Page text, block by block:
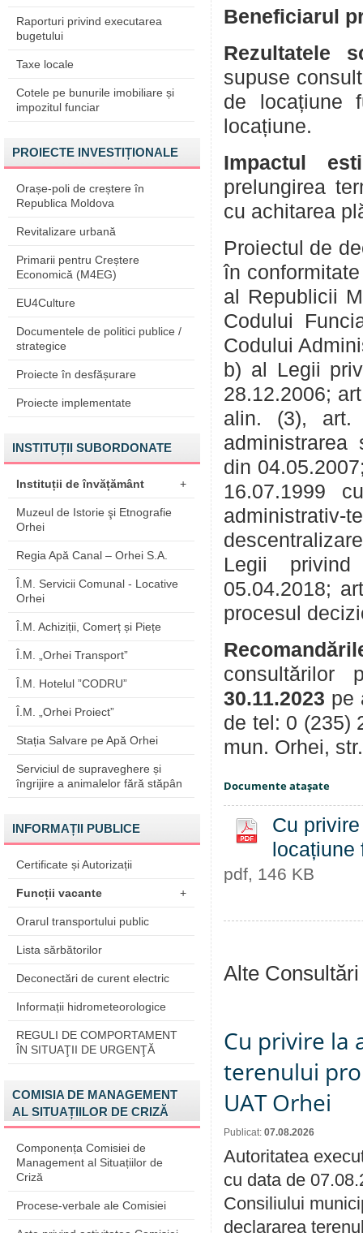
Raporturi privind executarea
bugetului
Taxe locale
Cotele pe bunurile imobiliare și
impozitul funciar
PROIECTE INVESTIȚIONALE
Orașe-poli de creștere în
Republica Moldova
Revitalizare urbană
Primarii pentru Creștere
Economică (M4EG)
EU4Culture
Documentele de politici publice /
strategice
Proiecte în desfășurare
Proiecte implementate
INSTITUȚII SUBORDONATE
Instituții de învățământ +
Muzeul de Istorie şi Etnografie
Orhei
Regia Apă Canal – Orhei S.A.
Î.M. Servicii Comunal - Locative
Orhei
Î.M. Achiziții, Comerț și Piețe
Î.M. „Orhei Transport”
Î.M. Hotelul ”CODRU”
Î.M. „Orhei Proiect”
Stația Salvare pe Apă Orhei
Serviciul de supraveghere și
îngrijire a animalelor fără stăpân
INFORMAȚII PUBLICE
Certificate și Autorizații
Funcții vacante +
Orarul transportului public
Lista sărbătorilor
Deconectări de curent electric
Informații hidrometeorologice
REGULI DE COMPORTAMENT
ÎN SITUAŢII DE URGENŢĂ
COMISIA DE MANAGEMENT
AL SITUAȚIILOR DE CRIZĂ
Componența Comisiei de
Management al Situațiilor de
Criză
Procese-verbale ale Comisiei
Beneficiarul
Rezultatele
supuse
de locațiune
locațiune.
Impactul
prelungirea
cu achitarea
Proiectul de
în
al Republicii
Codului
Codului
b) al Legii
28.12.2006;
alin. (3),
administrarea
din
16.07.1999
Legii
05.04.2018;
procesul
30.11.2023 pe
de tel: 0 (235)
mun. Orhei,
Documente ataşate
Cu
pdf, 146 KB
Alte
Cu privire la
terenului
UAT Orhei
Publicat: 07.08.2026
Autoritatea
cu data de
Consiliului
declararea